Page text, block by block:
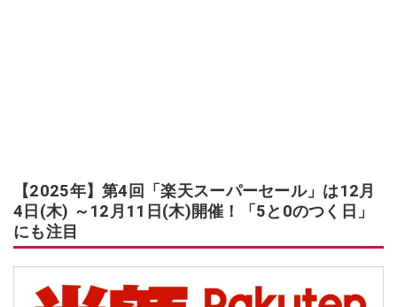
【2025年】第4回「楽天スーパーセール」は12月
4日(木) ～12月11日(木)開催！「5と0のつく日」
にも注目